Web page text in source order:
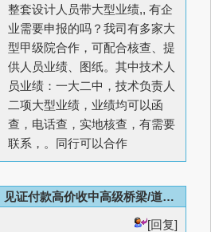
整套设计人员带大型业绩,, 有企
业需要申报的吗？我司有多家大
型甲级院合作，可配合核查、提
供人员业绩、图纸。其中技术人
员业绩：一大二中，技术负责人
二项大型业绩，业绩均可以函
查，电话查，实地核查，有需要
联系，。同行可以合作
见证付款高价收中高级桥梁/道桥/公路/交通/隧道/铁道
[回复]